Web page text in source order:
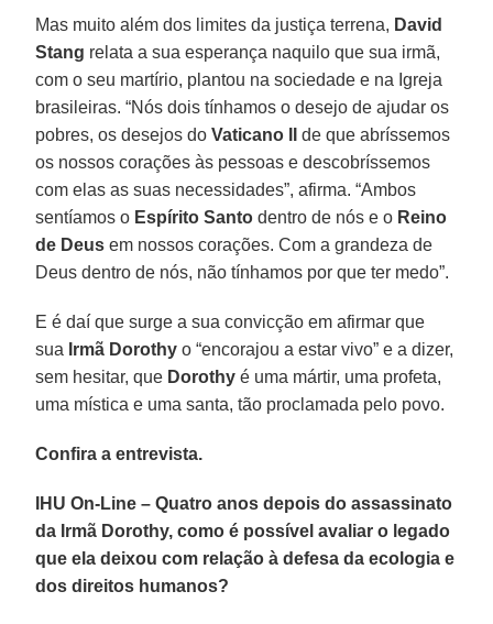
Mas muito além dos limites da justiça terrena, David
Stang relata a sua esperança naquilo que sua irmã,
com o seu martírio, plantou na sociedade e na Igreja
brasileiras. “Nós dois tínhamos o desejo de ajudar os
pobres, os desejos doVaticano II
de que abríssemos
os nossos corações às pessoas e descobríssemos
com elas as suas necessidades”, afirma. “Ambos
sentíamos o Espírito Santo dentro de nós e o Reino
de Deus em nossos corações. Com a grandeza de
Deus dentro de nós, não tínhamos por que ter medo”.
E é daí que surge a sua convicção em afirmar que
sua Irmã Dorothy o “encorajou a estar vivo” e a dizer,
sem hesitar, que Dorothy é uma mártir, uma profeta,
uma mística e uma santa, tão proclamada pelo povo.
Confira a entrevista.
IHU On-Line – Quatro anos depois do assassinato
da Irmã Dorothy, como é possível avaliar o legado
que ela deixou com relação à defesa da ecologia e
dos direitos humanos?